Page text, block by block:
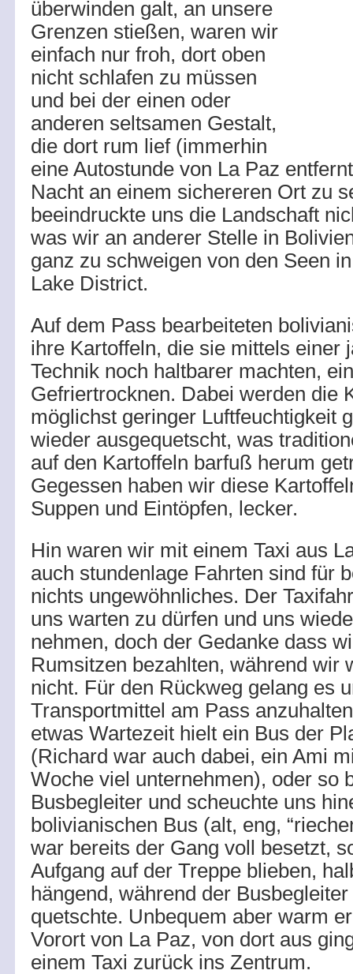
überwinden galt, an unsere
Grenzen stießen, waren wir
einfach nur froh, dort oben
nicht schlafen zu müssen
und bei der einen oder
anderen seltsamen Gestalt,
die dort rum lief (immerhin
eine Autostunde von La Paz
Nacht an einem sichereren Ort zu
beeindruckte uns die Landschaft
was wir an anderer Stelle in
ganz zu schweigen von den Seen
Lake District.
Auf dem Pass bearbeiteten
ihre Kartoffeln, die sie mittels einer
Technik noch haltbarer machten,
Gefriertrocknen. Dabei werden die
möglichst geringer Luftfeuchtigkeit
wieder ausgequetscht, was
auf den Kartoffeln barfuß herum
Gegessen haben wir diese
Suppen und Eintöpfen, lecker.
Hin waren wir mit einem Taxi aus
auch stundenlage Fahrten sind für
nichts ungewöhnliches. Der
uns warten zu dürfen und uns
nehmen, doch der Gedanke dass
Rumsitzen bezahlten, während wir
nicht. Für den Rückweg gelang es
Transportmittel am Pass
etwas Wartezeit hielt ein Bus der
(Richard war auch dabei, ein Ami
Woche viel unternehmen), oder so
Busbegleiter und scheuchte uns
bolivianischen Bus (alt, eng,
war bereits der Gang voll besetzt,
Aufgang auf der Treppe blieben,
hängend, während der
quetschte. Unbequem aber warm
Vorort von La Paz, von dort aus
einem Taxi zurück ins Zentrum.